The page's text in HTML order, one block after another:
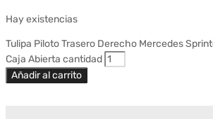
Hay existencias
Tulipa Piloto Trasero Derecho Mercedes
Caja Abierta cantidad
Añadir al carrito